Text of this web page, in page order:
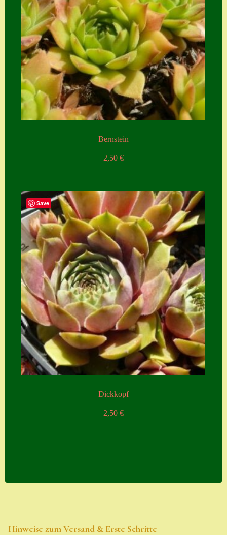
Bernstein
2,50 €
Save
Dickkopf
2,50 €
Hinweise zum Versand & Erste Schritte